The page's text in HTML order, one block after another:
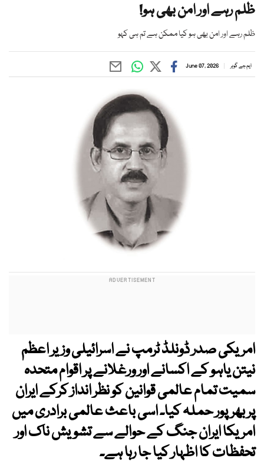
ظلم رہے اور امن بھی ہو!
ظلم رہے اور امن بھی ہو کیا ممکن ہے تم ہی کہو
ایم جے گوہر June 07, 2026
امریکی صدر ڈونلڈ ٹرمپ نے اسرائیلی وزیر اعظم
نیتن یاہو کے اکسانے اور ورغلانے پر اقوام متحدہ
سمیت تمام عالمی قوانین کو نظر انداز کرکے ایران
پر بھرپور حملہ کیا۔ اسی باعث عالمی برادری میں
امریکا ایران جنگ کے حوالے سے تشویش ناک اور
تحفظات کا اظہار کیا جا رہا ہے۔